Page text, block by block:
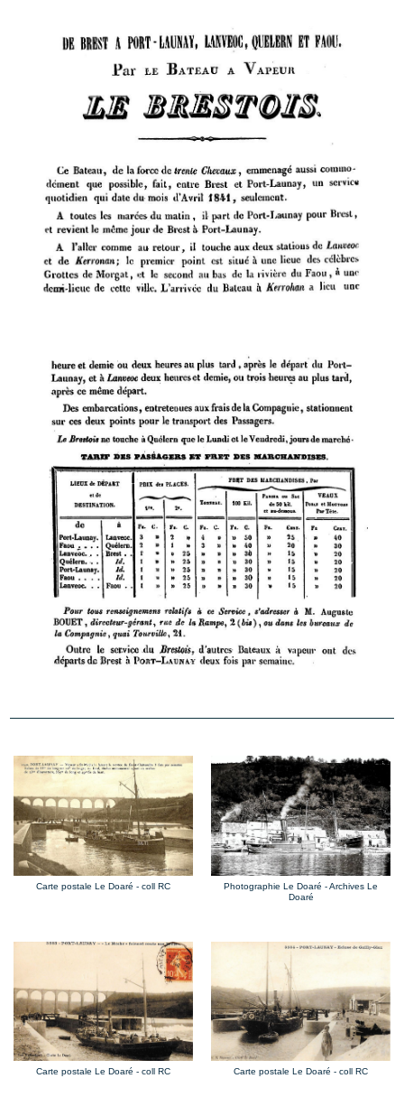
Carte postale Le Doaré - coll RC
Photographie Le Doaré - Archives Le
Doaré
Carte postale Le Doaré - coll RC Carte postale Le Doaré - coll RC